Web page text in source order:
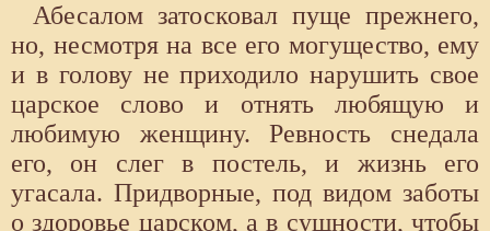
Абесалом затосковал пуще прежнего,
но, несмотря на все его могущество, ему
и в голову не приходило нарушить свое
царское слово и отнять любящую и
любимую женщину. Ревность снедала
его, он слег в постель, и жизнь его
угасала. Придворные, под видом заботы
о здоровье царском, а в сущности, чтобы